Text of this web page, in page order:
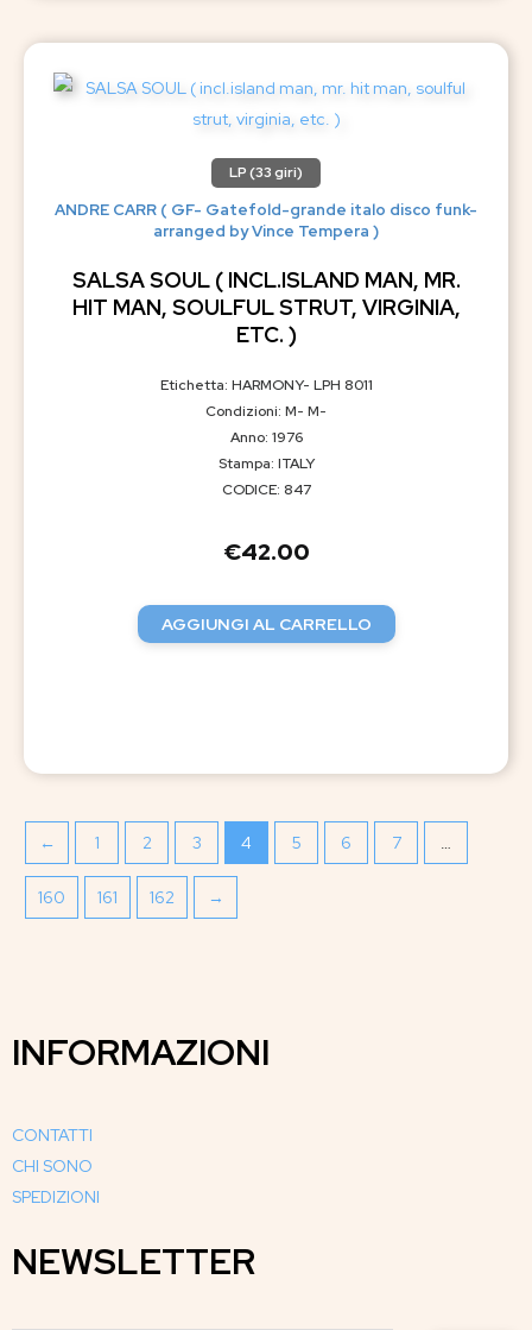
LP (33 giri)
ANDRE CARR ( GF- Gatefold-grande italo disco funk-
arranged by Vince Tempera )
SALSA SOUL ( INCL.ISLAND MAN, MR.
HIT MAN, SOULFUL STRUT, VIRGINIA,
ETC. )
Etichetta: HARMONY- LPH 8011
Condizioni: M- M-
Anno: 1976
Stampa: ITALY
CODICE: 847
€42.00
AGGIUNGI AL CARRELLO
← 1 2 3 4 5 6 7 …
160 161 162 →
INFORMAZIONI
CONTATTI
CHI SONO
SPEDIZIONI
NEWSLETTER